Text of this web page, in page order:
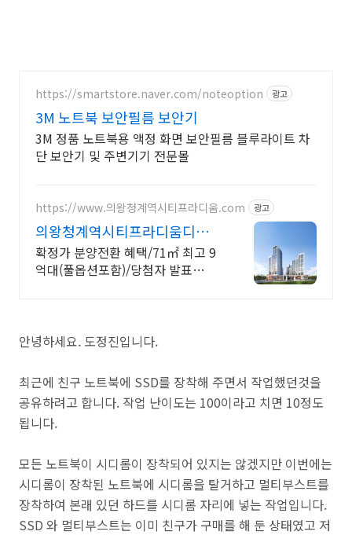
https://smartstore.naver.com/noteoption 광고
3M 노트북 보안필름 보안기
3M 정품 노트북용 액정 화면 보안필름 블루라이트 차
단 보안기 및 주변기기 전문몰
https://www.의왕청계역시티프라디움.com 광고
의왕청계역시티프라디움디하모
니
확정가 분양전환 혜택/71㎡ 최고 9
억대(풀옵션포함)/당첨자 발표
안녕하세요. 도정진입니다.
최근에 친구 노트북에 SSD를 장착해 주면서 작업했던것을
공유하려고 합니다. 작업 난이도는 100이라고 치면 10정도
됩니다.
모든 노트북이 시디롬이 장착되어 있지는 않겠지만 이번에는
시디롬이 장착된 노트북에 시디롬을 탈거하고 멀티부스트를
장착하여 본래 있던 하드를 시디롬 자리에 넣는 작업입니다.
SSD 와 멀티부스트는 이미 친구가 구매를 해 둔 상태였고 저